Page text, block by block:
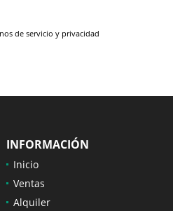
de servicio y privacidad
INFORMACIÓN
Inicio
Ventas
Alquiler